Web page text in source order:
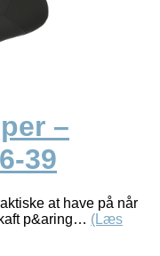
–
39
at have på når
p&aring… (Læs